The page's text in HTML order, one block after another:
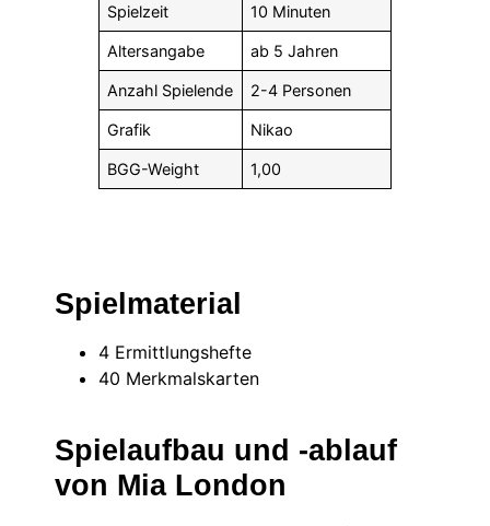
Spielzeit 10 Minuten
Altersangabe ab 5 Jahren
Anzahl Spielende 2-4 Personen
Grafik Nikao
BGG-Weight 1,00
Spielmaterial
4 Ermittlungshefte
40 Merkmalskarten
Spielaufbau und -ablauf
von Mia London